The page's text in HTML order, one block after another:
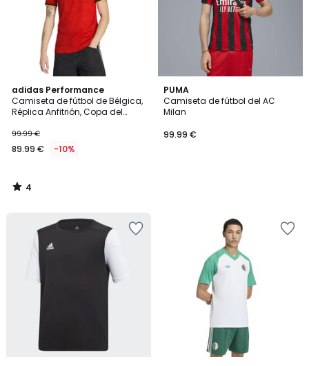
adidas Performance
Camiseta de fútbol de Bélgica,
Réplica Anfitrión, Copa del
99.99 €
89.99 € -10%
4
/
5
4
/
PUMA
Camiseta de fútbol del AC
Milan
99.99 €